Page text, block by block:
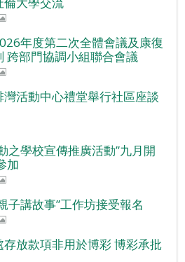
年度第二次全體會議及康復
跨部門協調小組聯合會議
活動中心禮堂舉行社區座談
之學校宣傳推廣活動”九月開
加
子講故事”工作坊接受報名
放款項非用於博彩 博彩承批